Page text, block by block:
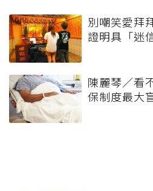
別嘲笑愛拜
證明具「迷
陳麗琴／看
保制度最大